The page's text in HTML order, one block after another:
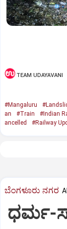
TEAM UDAYAVANI
#Mangaluru
an
#Train #Indian
ancelled
#Railway
ಬೆಂಗಳೂರು ನಗರ
ಧರ್ಮ-